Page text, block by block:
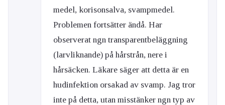
medel, korisonsalva, svampmedel.
Problemen fortsätter ändå. Har
observerat ngn transparentbeläggning
(larvliknande) på hårstrån, nere i
hårsäcken. Läkare säger att detta är en
hudinfektion orsakad av svamp. Jag tror
inte på detta, utan misstänker ngn typ av